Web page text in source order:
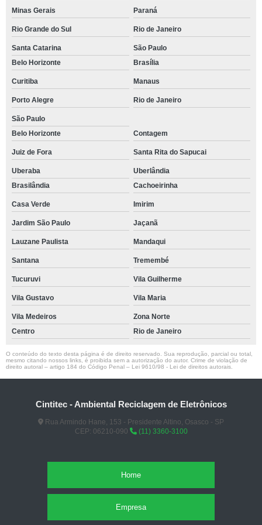
Minas Gerais Paraná
Rio Grande do Sul Rio de Janeiro
Santa Catarina
São Paulo
Belo Horizonte
Brasília
Curitiba Manaus
Porto Alegre Rio de Janeiro
São Paulo
Belo Horizonte
Contagem
Juiz de Fora Santa Rita do Sapucai
Uberaba
Uberlândia
Brasilândia
Cachoeirinha
Casa Verde Imirim
Jardim São Paulo Jaçanã
Lauzane Paulista Mandaqui
Santana Tremembé
Tucuruvi Vila Guilherme
Vila Gustavo Vila Maria
Vila Medeiros
Zona Norte
Centro
Rio de Janeiro
O conteúdo do texto desta página é de direito reservado. Sua reprodução, parcial ou total,
mesmo citando nossos links, é proibida sem a autorização do autor. Crime de violação de
direito autoral – artigo 184 do Código Penal – Lei 9610/98 - Lei de direitos autorais
Cintitec - Ambiental Reciclagem de Eletrônicos
Rua Armindo Hane, 153 - Presidente Altino, Osasco - SP
CEP: 06210-090
(11) 3360-3100
Home
Empresa